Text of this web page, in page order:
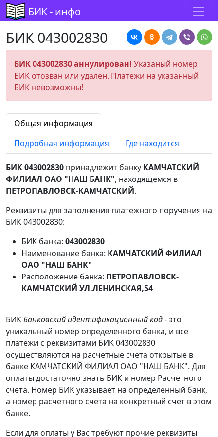
БИК - инфо
БИК 043002830
БИК 043002830 аннулирован! Указаный номер
БИК отозван или удален. Платежи на указанный
БИК невозможны!
Общая информация
Подробная информация
Где находится
БИК 043002830 принадлежит банку КАМЧАТСКИЙ
ФИЛИАЛ ОАО "НАШ БАНК", находящемся в
ПЕТРОПАВЛОВСК-КАМЧАТСКИЙ.
Реквизиты для заполнения платежного поручения на
БИК 043002830:
БИК банка: 043002830
Наименование банка: КАМЧАТСКИЙ ФИЛИАЛ
ОАО "НАШ БАНК"
Расположение банка: ПЕТРОПАВЛОВСК-
КАМЧАТСКИЙ УЛ.ЛЕНИНСКАЯ,54
БИКБанковский идентификационный код- это
уникальный номер определенного банка, и все
платежи с реквизитами БИК 043002830
осуществляются на расчетные счета открытые в
банке КАМЧАТСКИЙ ФИЛИАЛ ОАО "НАШ БАНК". Для
оплаты достаточно знать БИК и номер Расчетного
счета. Номер БИК указывает на определенный банк,
а номер расчетного счета на конкретный счет в этом
банке.
Если для оплаты у Вас требуют прочие реквизиты